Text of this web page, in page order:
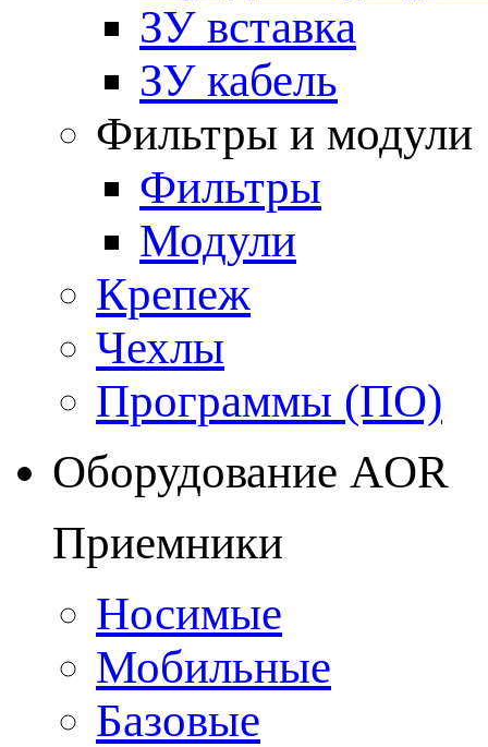
ЗУ вставка
ЗУ кабель
Фильтры и модули
Фильтры
Модули
Крепеж
Чехлы
Программы (ПО)
Оборудование AOR
Приемники
Носимые
Мобильные
Базовые